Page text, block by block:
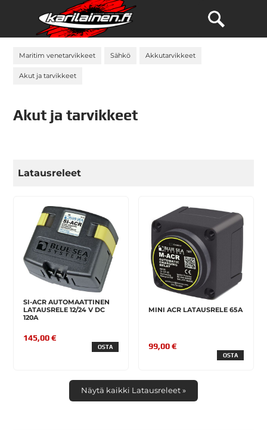
Maritim venetarvikkeet Sähkö Akkutarvikkeet
Akut ja tarvikkeet
Akut ja tarvikkeet
Latausreleet
SI-ACR AUTOMAATTINEN
LATAUSRELE 12/24 V DC
120A
145,00 €
OSTA
MINI ACR LATAUSRELE 65A
99,00 €
OSTA
Näytä kaikki Latausreleet »